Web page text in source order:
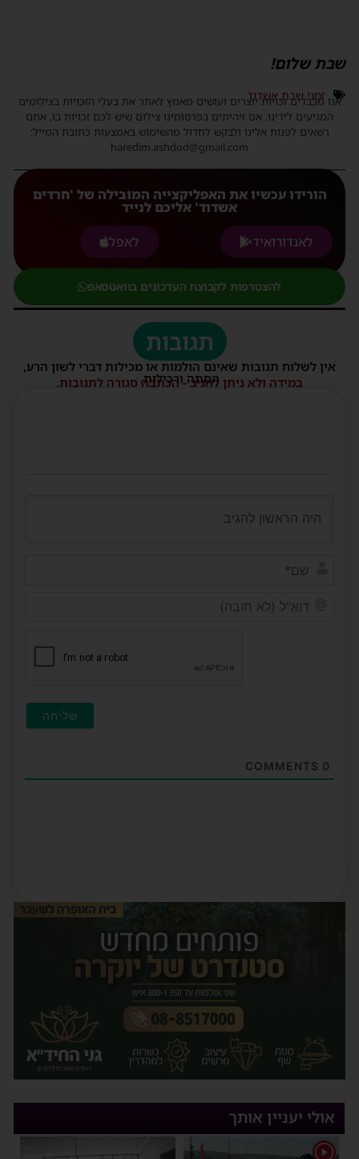
שבת שלום!
זמני שבת אשדוד
אנו מכבדים זכויות יוצרים ועושים מאמץ לאתר את בעלי הזכויות בצילומים
המגיעים לידינו. אם זיהיתים בפרסומינו צילום שיש לכם זכויות בו, אתם
רשאים לפנות אלינו ולבקש לחדול מהשימוש באמצעות כתובת המייל:
haredim.ashdod@gmail.com
הורידו עכשיו את האפליקצייה המובילה של 'חרדים
אשדוד' אליכם לנייד
לאנדורואיד
לאפל
להצטרפות לקבוצת העדכונים בוואטסאפ
תגובות
אין לשלוח תגובות שאינם הולמות או מכילות דברי לשון הרע,
הסתה ורכילות.
במידה ולא ניתן להגיב - הכתבה סגורה לתגובות.
0
אולי יעניין אותך
1